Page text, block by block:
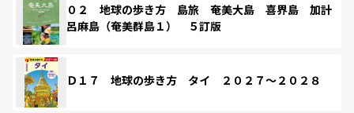
０２ 地球の歩き方 島旅 奄美大島 喜界島 加計
呂麻島（奄美群島１） ５訂版
Ｄ１７ 地球の歩き方 タイ ２０２７～２０２８